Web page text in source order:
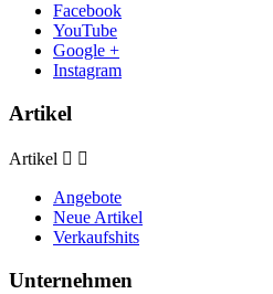
Facebook
YouTube
Google +
Instagram
Artikel
Artikel  
Angebote
Neue Artikel
Verkaufshits
Unternehmen